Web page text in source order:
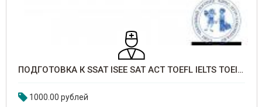
ПОДГОТОВКА К SSAT ISEE SAT ACT TOEFL IELTS TOEIC GRE GMAT LSAT A-LEVEL BEC CAEL CELPIP PTE TELC
1000.00 рублей